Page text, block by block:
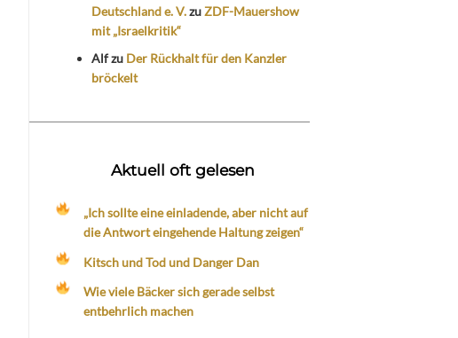
Deutschland e. V.zuZDF-Mauershow
mit „Israelkritik“
Alfzu Der Rückhalt für den Kanzler
bröckelt
Aktuell oft gelesen
„Ich sollte eine einladende, aber nicht auf
die Antwort eingehende Haltung zeigen“
Kitsch und Tod und Danger Dan
Wie viele Bäcker sich gerade selbst
entbehrlich machen